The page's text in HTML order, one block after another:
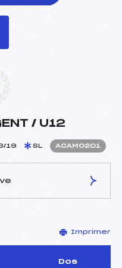
/ U12
19 SL ACAM0201
GUEMY CHRISTIAN (CA)
ROMANE (CA)
Imprimer
Dos